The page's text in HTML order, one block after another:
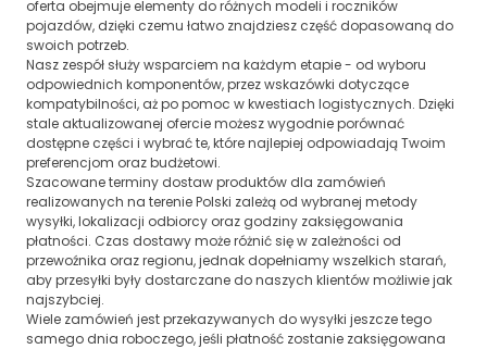
oferta obejmuje elementy do różnych modeli i roczników
pojazdów, dzięki czemu łatwo znajdziesz część dopasowaną do
swoich potrzeb.
Nasz zespół służy wsparciem na każdym etapie - od wyboru
odpowiednich komponentów, przez wskazówki dotyczące
kompatybilności, aż po pomoc w kwestiach logistycznych. Dzięki
stale aktualizowanej ofercie możesz wygodnie porównać
dostępne części i wybrać te, które najlepiej odpowiadają Twoim
preferencjom oraz budżetowi.
Szacowane terminy dostaw produktów dla zamówień
realizowanych na terenie Polski zależą od wybranej metody
wysyłki, lokalizacji odbiorcy oraz godziny zaksięgowania
płatności. Czas dostawy może różnić się w zależności od
przewoźnika oraz regionu, jednak dopełniamy wszelkich starań,
aby przesyłki były dostarczane do naszych klientów możliwie jak
najszybciej.
Wiele zamówień jest przekazywanych do wysyłki jeszcze tego
samego dnia roboczego, jeśli płatność zostanie zaksięgowana